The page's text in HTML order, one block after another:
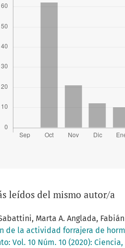
leídos del mismo autor/a
Marta A. Anglada,
de la actividad forrajera de
Vol. 10 Núm. 10 (2020):